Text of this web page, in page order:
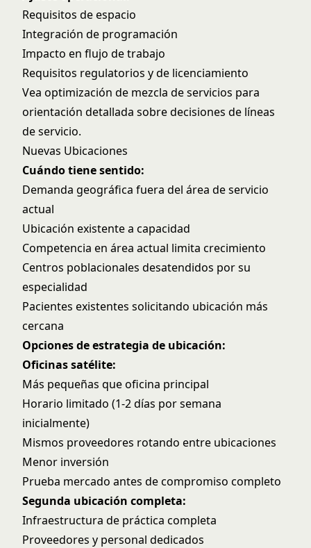
Requisitos de espacio
Integración de programación
Impacto en flujo de trabajo
Requisitos regulatorios y de licenciamiento
Vea optimización de mezcla de servicios para
orientación detallada sobre decisiones de líneas
de servicio.
Nuevas Ubicaciones
Cuándo tiene sentido:
Demanda geográfica fuera del área de servicio
actual
Ubicación existente a capacidad
Competencia en área actual limita crecimiento
Centros poblacionales desatendidos por su
especialidad
Pacientes existentes solicitando ubicación más
cercana
Opciones de estrategia de ubicación:
Oficinas satélite:
Más pequeñas que oficina principal
Horario limitado (1-2 días por semana
inicialmente)
Mismos proveedores rotando entre ubicaciones
Menor inversión
Prueba mercado antes de compromiso completo
Segunda ubicación completa:
Infraestructura de práctica completa
Proveedores y personal dedicados